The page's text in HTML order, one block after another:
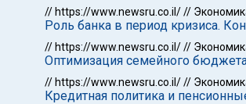
// https://www.newsru.co.il///
Роль банка в период кризиса.
// https://www.newsru.co.il///
Оптимизация семейного
// https://www.newsru.co.il///
Кредитная политика и